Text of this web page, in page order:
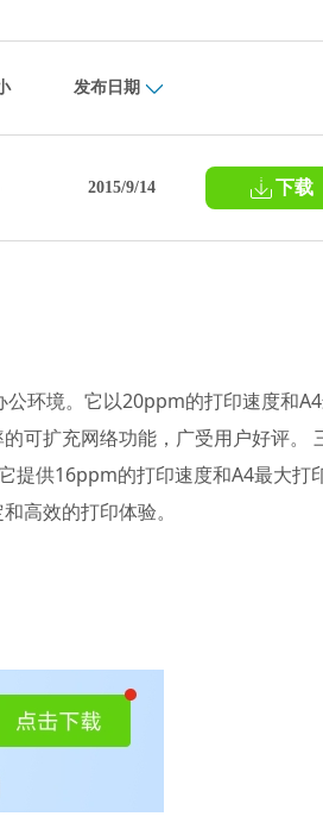
发布日期
2015/9/14 下载
环境。它以20ppm的打印速度和
可扩充网络功能，广受用户好评。
提供16ppm的打印速度和A4最大打
高效的打印体验。